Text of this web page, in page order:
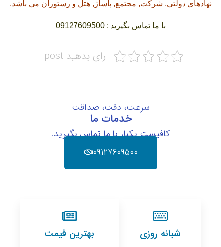
نهادهای دولتی, شرکت, مجتمع, پاساژ, هتل و رستوران می باشد.
با ما تماس بگیرید : 09127609500
رای بدهید post
سرعت، دقت، صداقت
خدمات ما
کافیست یکبار با ما تماس بگیرید.
۰۹۱۲۷۶۰۹۵۰۰
شبانه روزی بهترین قیمت